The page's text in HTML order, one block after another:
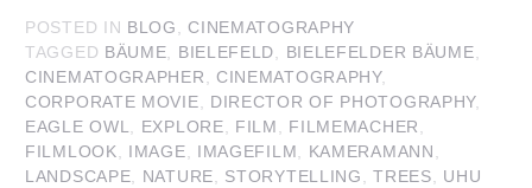
POSTED IN BLOG ,CINEMATOGRAPHY
TAGGED BÄUME BIELEFELD BIELEFELDER BÄUME
CINEMATOGRAPHER
CINEMATOGRAPHY,
CORPORATE MOVIE
DIRECTOR OF PHOTOGRAPHY,
EAGLE OWL
EXPLORE FILM FILMEMACHER
FILMLOOK
IMAGE IMAGEFILM KAMERAMANN
LANDSCAPE
NATURE STORYTELLING ,TREES UHU